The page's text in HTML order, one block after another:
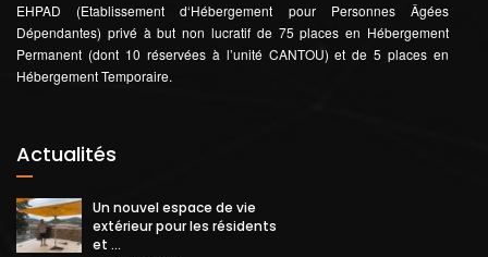
EHPAD (Etablissement d‘Hébergement pour Personnes Âgées
Dépendantes) privé à but non lucratif de 75 places en Hébergement
Permanent (dont 10 réservées à l’unité CANTOU) et de 5 places en
Hébergement Temporaire.
Actualités
Un nouvel espace de vie
extérieur pour les résidents
et ...